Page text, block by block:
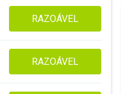
RAZOÁVEL
RAZOÁVEL